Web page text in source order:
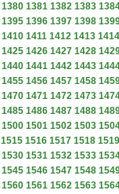
1380 1381 1382 1383
1395 1396 1397 1398
1410 1411 1412 1413 1414
1425 1426 1427 1428
1440 1441 1442 1443
1455 1456 1457 1458
1470 1471 1472 1473
1485 1486 1487 1488
1500 1501 1502 1503
1515 1516 1517 1518 1519
1530 1531 1532 1533
1545 1546 1547 1548
1560 1561 1562 1563